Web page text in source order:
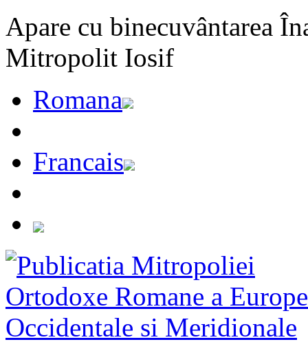
Apare cu binecuvântarea
Mitropolit Iosif
Romana
Francais